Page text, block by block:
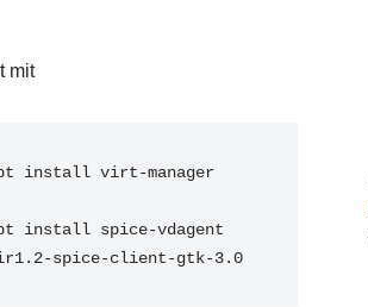
mit
install virt-manager
install spice-vdagent
spice-client-gtk-3.0